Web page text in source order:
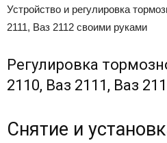
Устройство и регулировка
2111, Ваз 2112 своими руками
Регулировка
2110, Ваз 2111, Ваз
Снятие и